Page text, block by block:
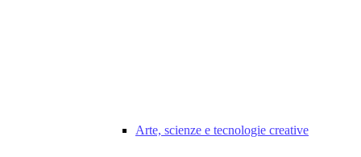
Arte, scienze e tecnologie creative